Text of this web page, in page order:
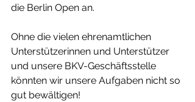
die Berlin Open an.
Ohne die vielen ehrenamtlichen
Unterstützerinnen und Unterstützer
und unsere BKV-Geschäftsstelle
könnten wir unsere Aufgaben nicht so
gut bewältigen!